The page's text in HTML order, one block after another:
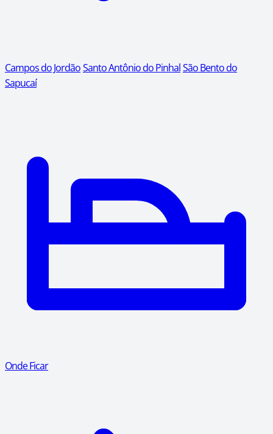
Campos do JordãoSanto Antônio do PinhalSão Bento do
Sapucaí
Onde Ficar